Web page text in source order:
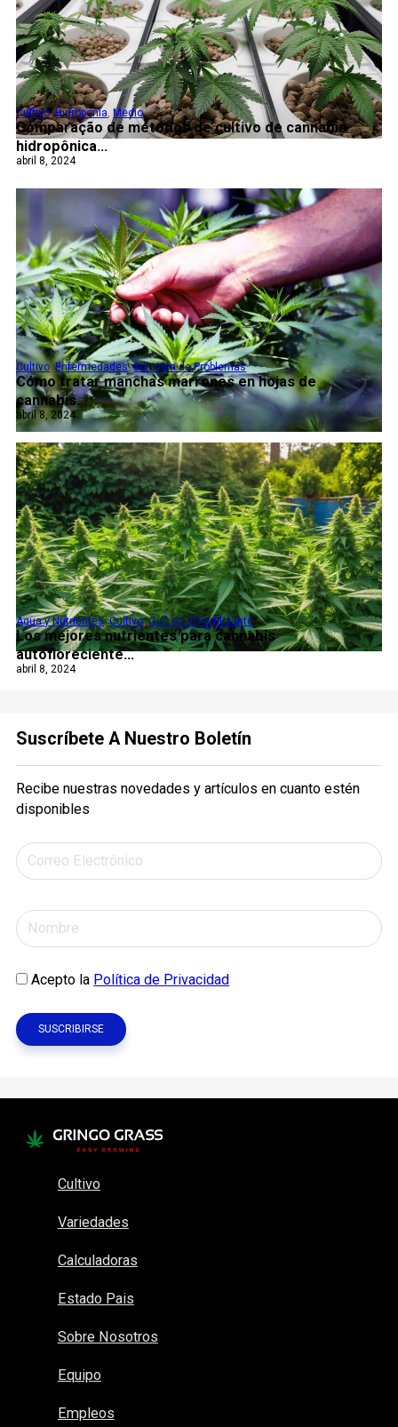
Comparação de métodos de cultivo de cannabis
hidropônica...
Cultivo,Hidroponía,Medio
abril 8, 2024
Cómo tratar manchas marrones en hojas de
cannabis...
Cultivo,Enfermedades,Solución de Problemas
abril 8, 2024
Los mejores nutrientes para cannabis
autofloreciente...
Agua y Nutrientes,Cultivo,Qué es el Fertilizante
abril 8, 2024
Suscríbete A Nuestro Boletín
Recibe nuestras novedades y artículos en cuanto estén
disponibles
Acepto la Política de Privacidad
Cultivo
Variedades
Calculadoras
Estado Pais
Sobre Nosotros
Equipo
Empleos